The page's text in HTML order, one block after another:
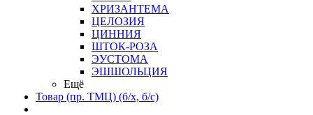
ХРИЗАНТЕМА
ЦЕЛОЗИЯ
ЦИННИЯ
ШТОК-РОЗА
ЭУСТОМА
ЭШШОЛЬЦИЯ
Ещё
Товар (пр. ТМЦ) (б/х, б/с)